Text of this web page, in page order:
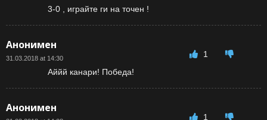
3-0 , играйте ги на точен !
Анонимен
31.03.2018 at 14:30
1
Аййй канари! Победа!
Анонимен
1